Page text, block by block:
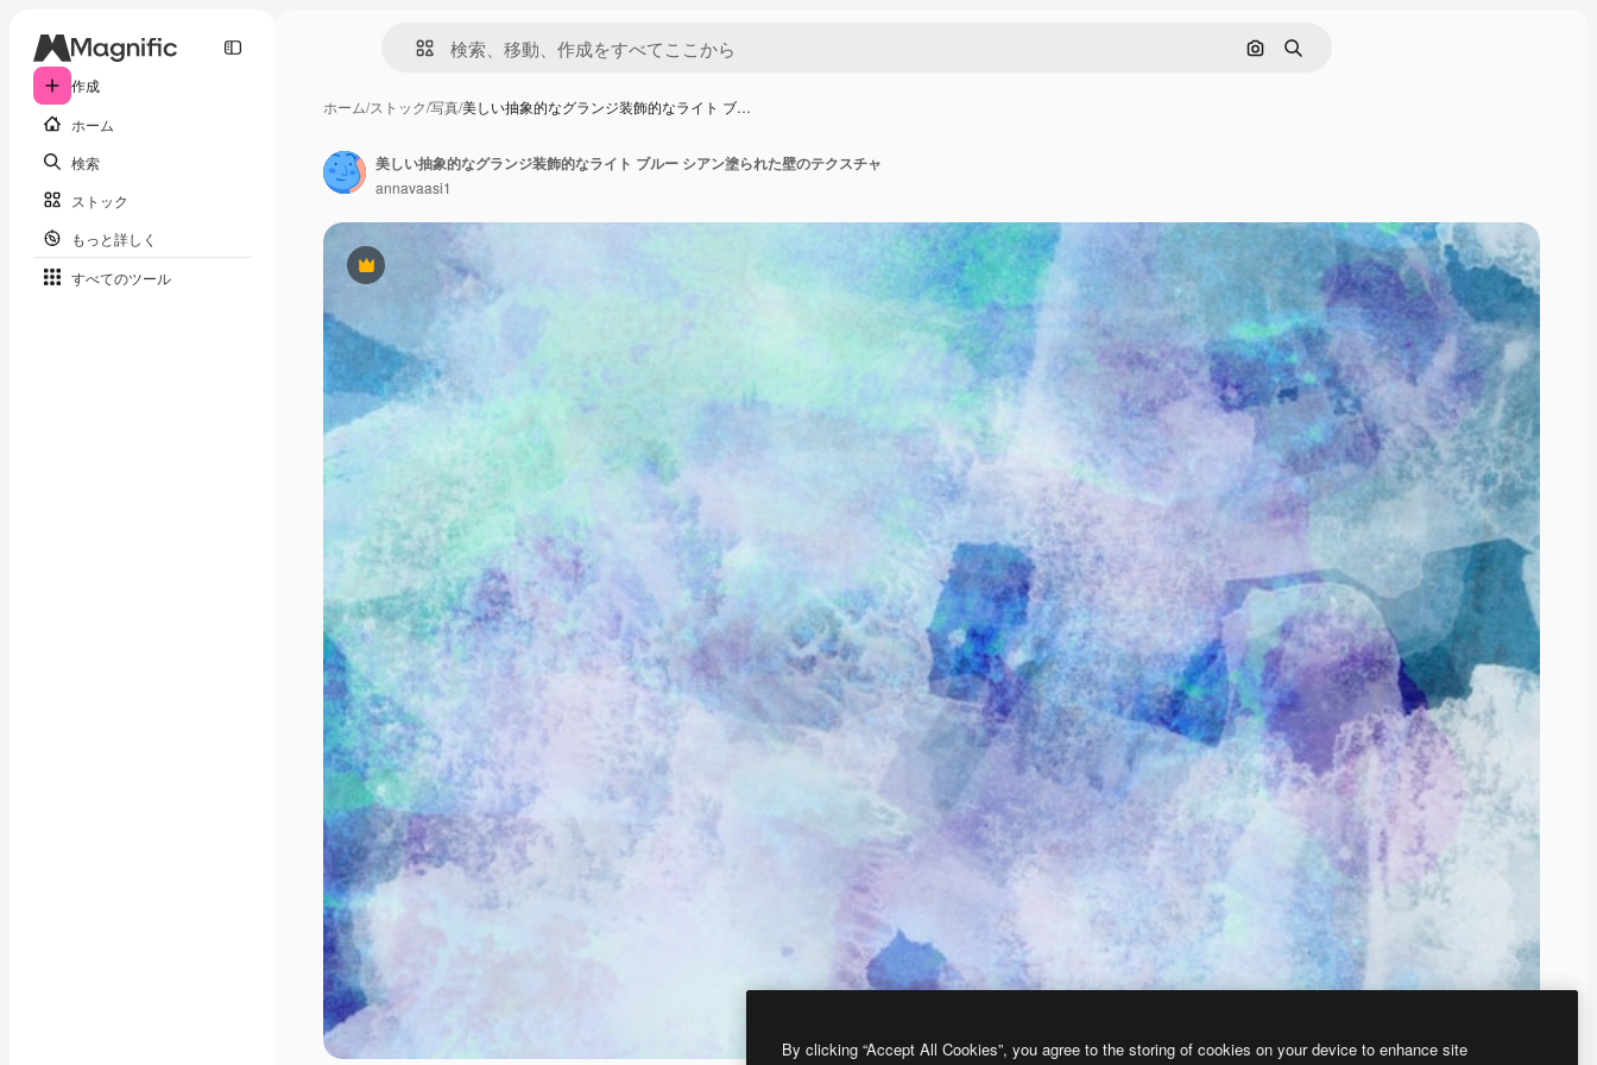
作成
ホーム
検索
ストック
もっと詳しく
すべてのツール
画像で検索
検索
ホーム/ストック/写真/美しい抽象的なグランジ装飾的なライト ブ…
Premium
美しい抽象的なグランジ装飾的なライト ブルー シアン塗られた壁のテクスチャ
annavaasi1
By clicking “Accept All Cookies”, you agree to the storing of cookies on your device to enhance site